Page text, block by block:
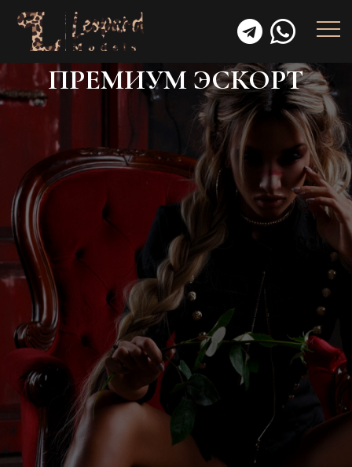
ПРЕМИУМ ЭСКОРТ
Премиум эскорт — всё, как ты
привык: на высшем уровне
Есть категории, которые не нуждаются в
объяснениях.
Ты знаешь, что такое бизнес-класс. Ты
разбираешься в часах. Ты выбираешь автомобили
не по рекламе, а по ощущениям.
И ты понимаешь, что
премиальный эскорт
— это
не прихоть. Это привычка к определённому
качеству жизни. Где всё красиво, удобно и точно в
Leopard Escort
— это агентство премиум-класса
где каждая деталь отточена под клиента, который
не будет тратить время на “не то”.
Девушки премиум-уровня
— это:
Внешность, вызывающая уважение и восхищение
одновременно;
Безупречный уход, грамотная речь, тонкие манеры;
Энергия, которую невозможно сымитировать —
она или есть, или нет;
Умение быть рядом не назойливо, а правильно.
Премиум эскорт в Москве
— это не просто